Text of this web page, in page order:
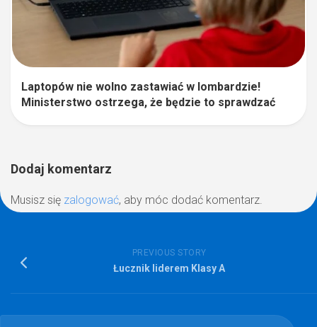
Laptopów nie wolno zastawiać w lombardzie!
Ministerstwo ostrzega, że będzie to sprawdzać
Dodaj komentarz
Musisz się zalogować, aby móc dodać komentarz.
PREVIOUS STORY
Łucznik liderem Klasy A